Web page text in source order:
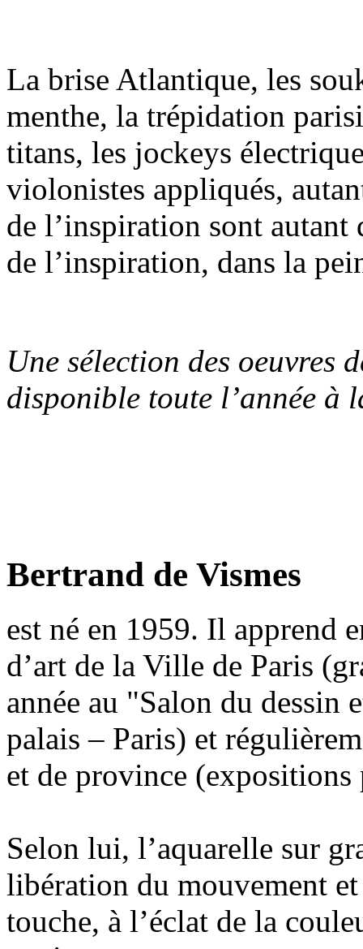
La brise Atlantique, les
menthe, la trépidation
titans, les jockeys
violonistes appliqués,
de l’inspiration sont autant
de l’inspiration, dans la
Une sélection des oeuvres
disponible toute l’année à
Bertrand de Vismes
est né en 1959. Il apprend
d’art de la Ville de Paris
année au "Salon du dessin
palais – Paris) et
et de province
Selon lui, l’aquarelle sur
libération du mouvement
touche, à l’éclat de la